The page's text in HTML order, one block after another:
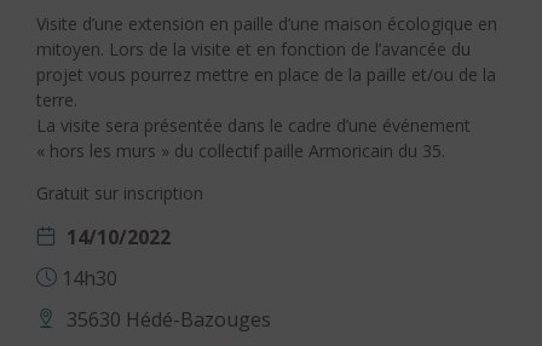
Visite d’une extension en paille d’une maison écologique en
mitoyen. Lors de la visite et en fonction de l’avancée du
projet vous pourrez mettre en place de la paille et/ou de la
terre.
La visite sera présentée dans le cadre d’une événement
« hors les murs » du collectif paille Armoricain du 35.
Gratuit sur inscription
14/10/2022
14h30
35630 Hédé-Bazouges